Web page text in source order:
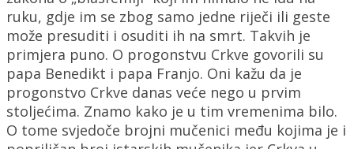
ruku, gdje im se zbog samo jedne riječi ili geste
može presuditi i osuditi ih na smrt. Takvih je
primjera puno. O progonstvu Crkve govorili su
papa Benedikt i papa Franjo. Oni kažu da je
progonstvo Crkve danas veće nego u prvim
stoljećima. Znamo kako je u tim vremenima bilo.
O tome svjedoče brojni mučenici među kojima je i